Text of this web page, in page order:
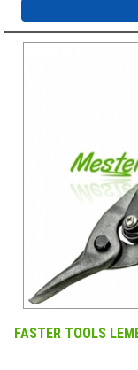
FASTER TOOLS